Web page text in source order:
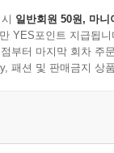
일반회원 50원, 마니
YES포인트 지급됩니
부터 마지막 회차 주
패션 및 판매금지 상